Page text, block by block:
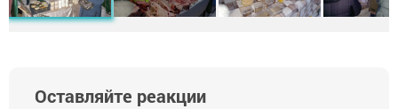
Оставляйте реакции